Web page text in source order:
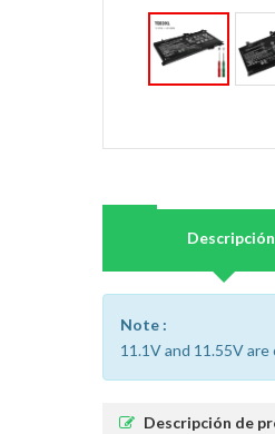
Descripción
Note :
11.1V and 11.55V
Descripción de